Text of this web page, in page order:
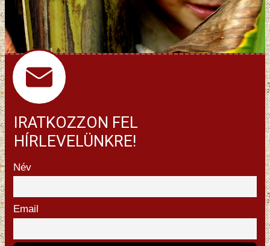
IRATKOZZON FEL
HÍRLEVELÜNKRE!
Név
Email